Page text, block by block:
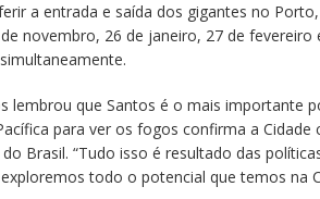
a entrada e saída dos gigantes no
novembro, 26 de janeiro, 27 de fevereiro
lembrou que Santos é o mais importante
para ver os fogos confirma a
Brasil. “Tudo isso é resultado das
todo o potencial que temos na